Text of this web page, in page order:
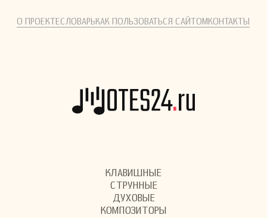
О ПРОЕКТЕСЛОВАРЬКАК ПОЛЬЗОВАТЬСЯ САЙТОМКОНТАКТЫ
КЛАВИШНЫЕ
СТРУННЫЕ
ДУХОВЫЕ
КОМПОЗИТОРЫ